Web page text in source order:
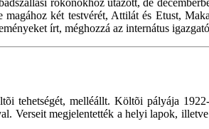
két testvérét, Attilát és Etust,
írt, méghozzá az internátus
tehetségét, melléállt. Költõi pályája
Verseit megjelentették a helyi lapok,